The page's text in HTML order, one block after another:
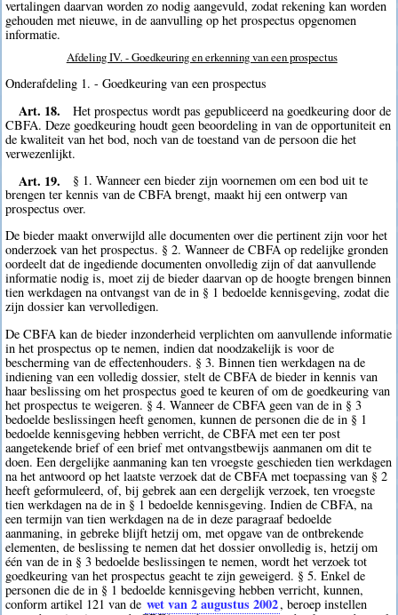
vertalingen daarvan worden zo nodig aangevuld, zodat rekening kan worden
gehouden met nieuwe, in de aanvulling op het prospectus opgenomen
informatie.
Afdeling IV. - Goedkeuring en erkenning van een prospectus
Onderafdeling 1. - Goedkeuring van een prospectus
Art. 18.
Het prospectus wordt pas gepubliceerd na goedkeuring door de
CBFA. Deze goedkeuring houdt geen beoordeling in van de opportuniteit en
de kwaliteit van het bod, noch van de toestand van de persoon die het
verwezenlijkt.
Art. 19.
§ 1. Wanneer een bieder zijn voornemen om een bod uit te
brengen ter kennis van de CBFA brengt, maakt hij een ontwerp van
prospectus over.
De bieder maakt onverwijld alle documenten over die pertinent zijn voor het
onderzoek van het prospectus. § 2. Wanneer de CBFA op redelijke gronden
oordeelt dat de ingediende documenten onvolledig zijn of dat aanvullende
informatie nodig is, moet zij de bieder daarvan op de hoogte brengen binnen
tien werkdagen na ontvangst van de in § 1 bedoelde kennisgeving, zodat die
zijn dossier kan vervolledigen.
De CBFA kan de bieder inzonderheid verplichten om aanvullende informatie
in het prospectus op te nemen, indien dat noodzakelijk is voor de
bescherming van de effectenhouders. § 3. Binnen tien werkdagen na de
indiening van een volledig dossier, stelt de CBFA de bieder in kennis van
haar beslissing om het prospectus goed te keuren of om de goedkeuring van
het prospectus te weigeren. § 4. Wanneer de CBFA geen van de in § 3
bedoelde beslissingen heeft genomen, kunnen de personen die de in § 1
bedoelde kennisgeving hebben verricht, de CBFA met een ter post
aangetekende brief of een brief met ontvangstbewijs aanmanen om dit te
doen. Een dergelijke aanmaning kan ten vroegste geschieden tien werkdagen
na het antwoord op het laatste verzoek dat de CBFA met toepassing van § 2
heeft geformuleerd, of, bij gebrek aan een dergelijk verzoek, ten vroegste
tien werkdagen na de in § 1 bedoelde kennisgeving. Indien de CBFA, na
een termijn van tien werkdagen na de in deze paragraaf bedoelde
aanmaning, in gebreke blijft hetzij om, met opgave van de ontbrekende
elementen, de beslissing te nemen dat het dossier onvolledig is, hetzij om
één van de in § 3 bedoelde beslissingen te nemen, wordt het verzoek tot
goedkeuring van het prospectus geacht te zijn geweigerd. § 5. Enkel de
personen die de in § 1 bedoelde kennisgeving hebben verricht, kunnen,
conform artikel 121 van de wet van 2 augustus 2002, beroep instellen